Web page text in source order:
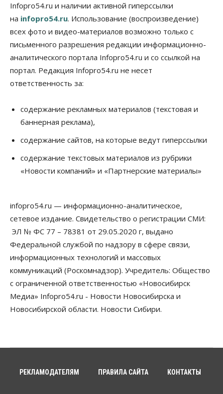
Новосибирцы стали реже оформлять
дома по упрощенной схеме
07 Августа 2026, 16:00
Общество Право&Порядок
Роспотребнадзор изъял почти полторы тонны
мяса в Новосибирской области
Расходы новосибирцев на спорт выросли на 40%
за полгода
07 Августа 2026, 14:35
07 Августа 2026, 14:00
07 Августа 2026, 13:55
Авто Общество
Треть автовладельцев в Новосибирской области
«поставили машины на прикол»
07 Августа 2026, 13:00
Власть
Школы, библиотеки, пешеходные тротуары:
депутаты Госдумы контролируют работы на
социальных объектах
07 Августа 2026, 12:35
Синоптики рассказали о погоде в Новосибирске
Infopro54.ru и наличии активной гиперссылки
на infopro54.ru. Использование (воспроизведение)
всех фото и видео-материалов возможно только с
письменного разрешения редакции информационно-
аналитического портала Infopro54.ru и со ссылкой на
портал. Редакция Infopro54.ru не несет
ответственность за:
содержание рекламных материалов (текстовая и
баннерная реклама),
содержание сайтов, на которые ведут гиперссылки
содержание текстовых материалов из рубрики
«Новости компаний» и «Партнерские материалы»
infopro54.ru — информационно-аналитическое,
сетевое издание. Свидетельство о регистрации СМИ:
ЭЛ № ФС 77 – 78381 от 29.05.2020 г, выдано
Федеральной службой по надзору в сфере связи,
информационных технологий и массовых
коммуникаций (Роскомнадзор). Учредитель: Общество
с ограниченной ответственностью «Новосибирск
Медиа» Infopro54.ru - Новости Новосибирска и
Новосибирской области. Новости Сибири.
РЕКЛАМОДАТЕЛЯМ ПРАВИЛА САЙТА КОНТАКТЫ